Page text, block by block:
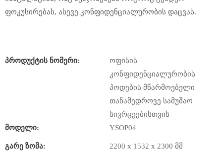
ფოკუსირებას, ასევე კონფიდენციალურობის დაცვას.
Პროდუქტის Ნომერი:
ოფისის
კონფიდენციალურობის
პოდების მწარმოებელი
თანამედროვე სამუშაო
სივრცეებისთვის
Მოდელი:
YSOP04
Გარე Ზომა: 2200 x 1532 x 2300 მმ